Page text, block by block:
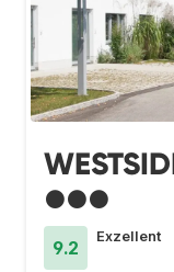
●●●
9.2
Exzellent